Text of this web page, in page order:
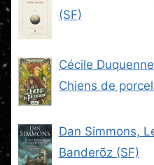
(SF)
Cécile
Chiens de
Dan Simmons,
Banderõz (SF)